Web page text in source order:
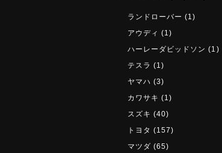
ランドローバー (1)
アウディ (1)
ハーレーダビッドソン (1)
テスラ (1)
ヤマハ (3)
カワサキ (1)
スズキ (40)
トヨタ (157)
マツダ (65)